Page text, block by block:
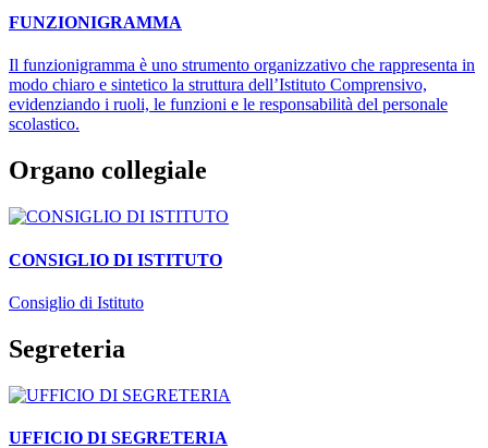
FUNZIONIGRAMMA
Il funzionigramma è uno strumento organizzativo che rappresenta in
modo chiaro e sintetico la struttura dell’Istituto Comprensivo,
evidenziando i ruoli, le funzioni e le responsabilità del personale
scolastico.
Organo collegiale
CONSIGLIO DI ISTITUTO
Consiglio di Istituto
Segreteria
UFFICIO DI SEGRETERIA